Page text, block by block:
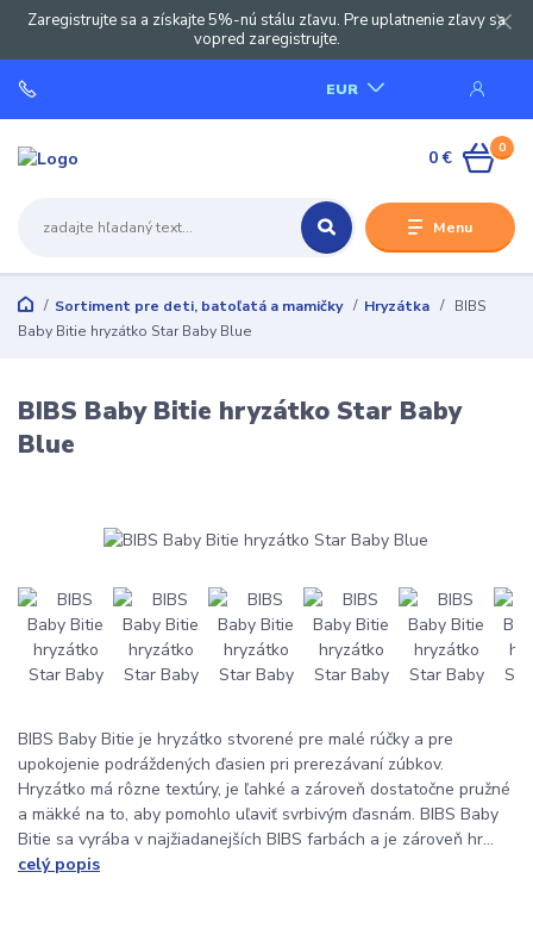
Zaregistrujte sa a získajte 5%-nú stálu zľavu. Pre uplatnenie zľavy sa
vopred zaregistrujte.
Menu
EUR
0
0 €
Sortiment pre deti, batoľatá a mamičky Hryzátka
BIBS
Baby Bitie hryzátko Star Baby Blue
BIBS Baby Bitie hryzátko Star Baby
Blue
BIBS Baby Bitie je hryzátko stvorené pre malé rúčky a pre
upokojenie podráždených ďasien pri prerezávaní zúbkov.
Hryzátko má rôzne textúry, je ľahké a zároveň dostatočne pružné
a mäkké na to, aby pomohlo uľaviť svrbivým ďasnám. BIBS Baby
Bitie sa vyrába v najžiadanejších BIBS farbách a je zároveň hr...
celý popis